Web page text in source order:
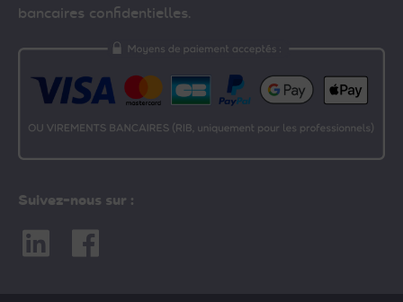
bancaires confidentielles.
Suivez-nous sur :
LinkedinFacebook